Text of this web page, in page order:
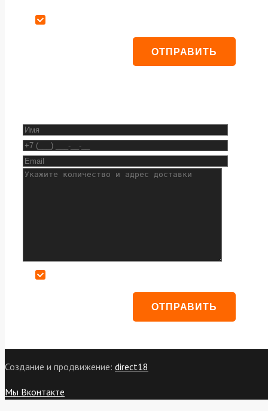
Создание и продвижение: direct18
Мы Вконтакте